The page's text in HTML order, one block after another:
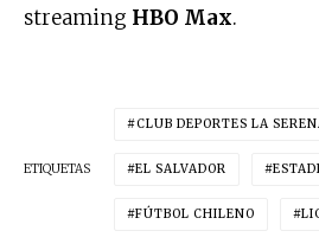
streaming HBO Max.
ETIQUETAS
CLUB DEPORTES LA
EL SALVADOR
FÚTBOL CHILENO